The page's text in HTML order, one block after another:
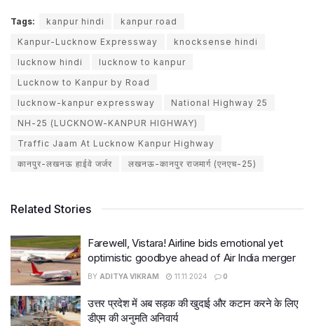
Tags: kanpur hindi
kanpur road
Kanpur-Lucknow Expressway
knocksense hindi
lucknow hindi
lucknow to kanpur
Lucknow to Kanpur by Road
lucknow-kanpur expressway
National Highway 25
NH-25 (LUCKNOW-KANPUR HIGHWAY)
Traffic Jaam At Lucknow Kanpur Highway
कानपुर-लखनऊ हाईवे जर्जर
लखनऊ-कानपुर राजमार्ग (एनएच-25)
Related Stories
Farewell, Vistara! Airline bids emotional yet
optimistic goodbye ahead of Air India merger
BY ADITYA VIKRAM 11.11.2024 0
उत्तर प्रदेश में अब सड़क की खुदाई और कटान करने के लिए
डीएम की अनुमति अनिवार्य